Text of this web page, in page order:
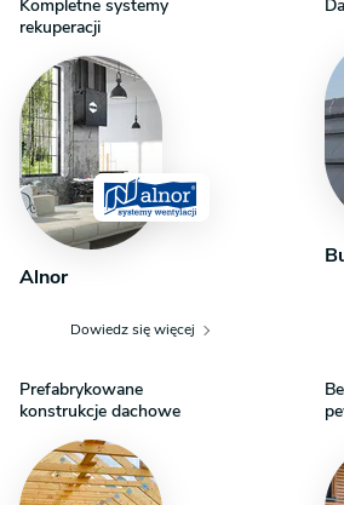
projektowej. Przy zakupie projektu należy
Kompletne systemy
rekuperacji
Alnor
Dowiedz się więcej
Prefabrykowane
konstrukcje dachowe